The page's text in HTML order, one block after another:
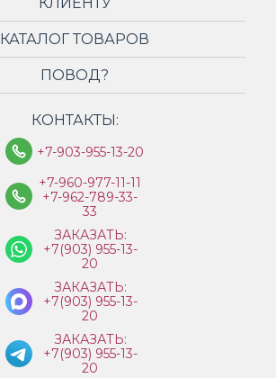
КАТАЛОГ ТОВАРОВ
ПОВОД?
КОНТАКТЫ:
+7-903-955-13-20
+7-960-977-11-11
+7-962-789-33-
33
ЗАКАЗАТЬ:
+7(903) 955-13-
20
ЗАКАЗАТЬ:
+7(903) 955-13-
20
ЗАКАЗАТЬ:
+7(903) 955-13-
20